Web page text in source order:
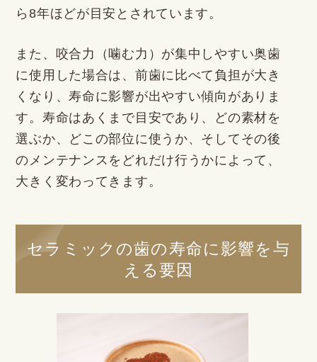
ら8年ほどが目安とされています。
また、咬合力（噛む力）が集中しやすい奥歯
に使用した場合は、前歯に比べて負担が大き
くなり、寿命に影響が出やすい傾向がありま
す。寿命はあくまで目安であり、どの素材を
選ぶか、どこの部位に使うか、そしてその後
のメンテナンスをどれだけ行うかによって、
大きく変わってきます。
セラミックの歯の寿命に影響を与
える要因